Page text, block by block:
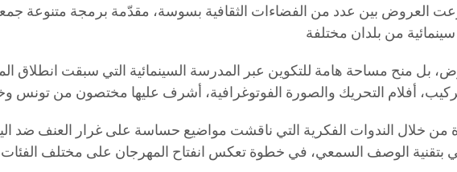
العروض بين عدد من الفضاءات الثقافية بسوسة، مقدّمة برمجة متنوعة
بل منح مساحة هامة للتكوين عبر المدرسة السينمائية التي سبقت
من خلال الندوات الفكرية التي ناقشت مواضيع حساسة على غرار العنف ضد